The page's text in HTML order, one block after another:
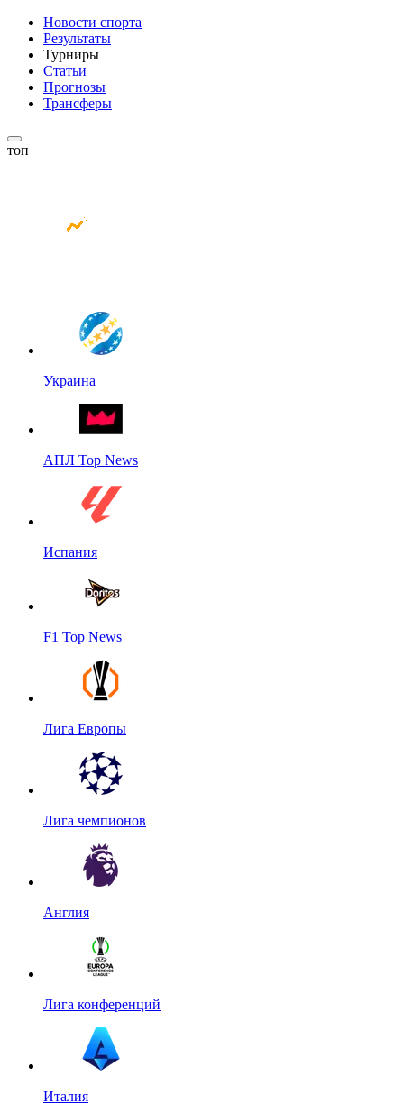
Новости спорта
Результаты
Турниры
Статьи
Прогнозы
Трансферы
топ
Украина
АПЛ Top News
Испания
F1 Top News
Лига Европы
Лига чемпионов
Англия
Лига конференций
Италия